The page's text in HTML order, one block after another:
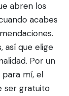
abren los
acabes
así que elige
Por un
para mí, el
ser gratuito